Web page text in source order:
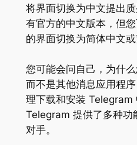
将界面切换为中文提出
有官方的中文版本，但
的界面切换为简体中文或
您可能会问自己，为什
而不是其他消息应用程
理下载和安装 Telegram
Telegram 提供了多种功
对手。